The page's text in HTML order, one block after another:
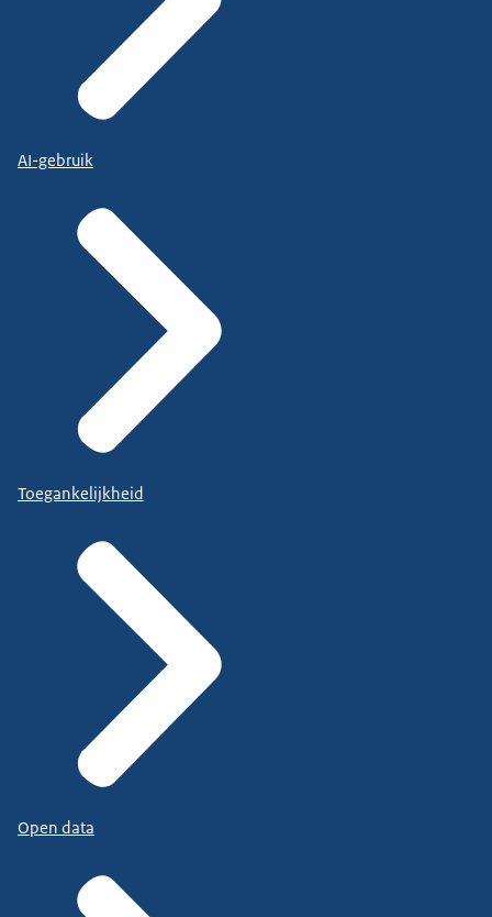
AI-gebruik
Toegankelijkheid
Open data